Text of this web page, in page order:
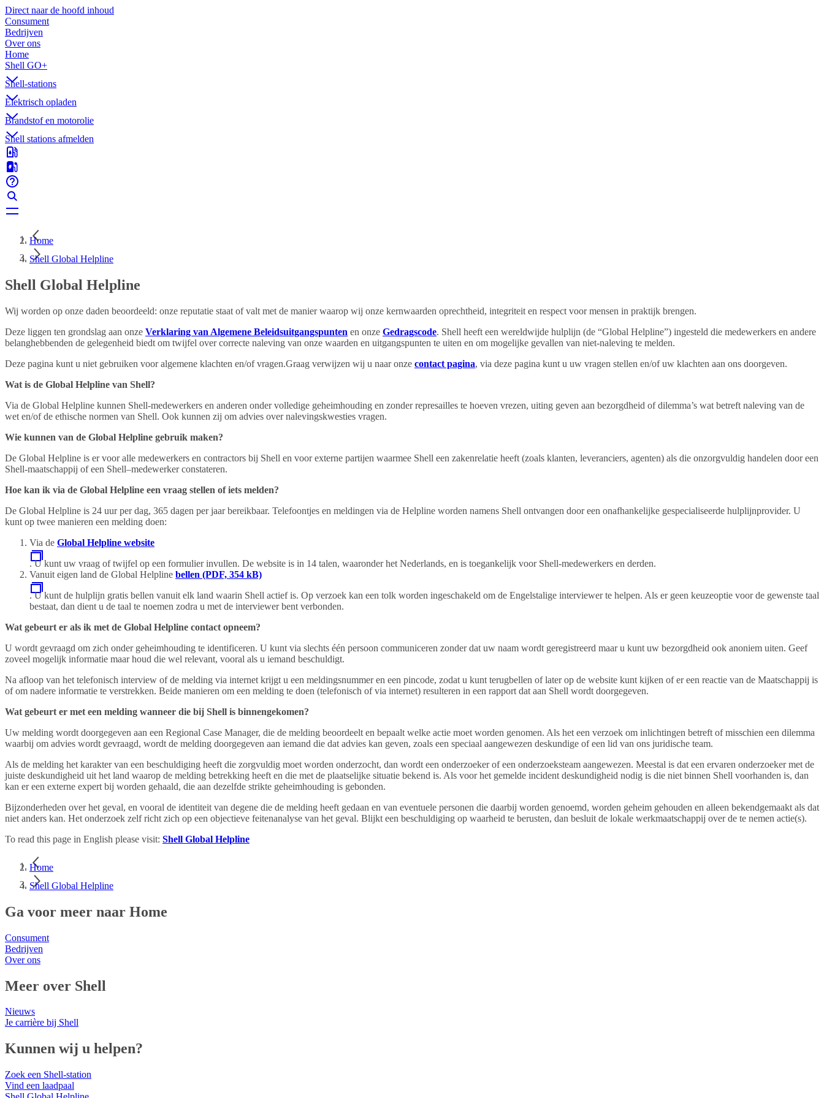
Direct naar de hoofd inhoud
Consument
Bedrijven
Over ons
Home
Shell GO+
Shell-stations
Elektrisch opladen
Brandstof en motorolie
Shell stations afmelden
Home
Shell Global Helpline
Shell Global Helpline
Wij worden op onze daden beoordeeld: onze reputatie staat of valt met de manier waarop wij onze kernwaarden oprechtheid, integriteit en respect voor mensen in praktijk brengen.
Deze liggen ten grondslag aan onze Verklaring van Algemene Beleidsuitgangspunten en onze Gedragscode. Shell heeft een wereldwijde hulplijn (de “Global Helpline”) ingesteld die medewerkers en andere
belanghebbenden de gelegenheid biedt om twijfel over correcte naleving van onze waarden en uitgangspunten te uiten en om mogelijke gevallen van niet-naleving te melden.
Deze pagina kunt u niet gebruiken voor algemene klachten en/of vragen.Graag verwijzen wij u naar onze contact pagina, via deze pagina kunt u uw vragen stellen en/of uw klachten aan ons doorgeven.
Wat is de Global Helpline van Shell?
Via de Global Helpline kunnen Shell-medewerkers en anderen onder volledige geheimhouding en zonder represailles te hoeven vrezen, uiting geven aan bezorgdheid of dilemma’s wat betreft naleving van de
wet en/of de ethische normen van Shell. Ook kunnen zij om advies over nalevingskwesties vragen.
Wie kunnen van de Global Helpline gebruik maken?
De Global Helpline is er voor alle medewerkers en contractors bij Shell en voor externe partijen waarmee Shell een zakenrelatie heeft (zoals klanten, leveranciers, agenten) als die onzorgvuldig handelen door een
Shell-maatschappij of een Shell–medewerker constateren.
Hoe kan ik via de Global Helpline een vraag stellen of iets melden?
De Global Helpline is 24 uur per dag, 365 dagen per jaar bereikbaar. Telefoontjes en meldingen via de Helpline worden namens Shell ontvangen door een onafhankelijke gespecialiseerde hulplijnprovider. U
kunt op twee manieren een melding doen:
Via de Global Helpline website
. U kunt uw vraag of twijfel op een formulier invullen. De website is in 14 talen, waaronder het Nederlands, en is toegankelijk voor Shell-medewerkers en derden.
Vanuit eigen land de Global Helpline bellen (PDF, 354 kB)
. U kunt de hulplijn gratis bellen vanuit elk land waarin Shell actief is. Op verzoek kan een tolk worden ingeschakeld om de Engelstalige interviewer te helpen. Als er geen keuzeoptie voor de gewenste taal
bestaat, dan dient u de taal te noemen zodra u met de interviewer bent verbonden.
Wat gebeurt er als ik met de Global Helpline contact opneem?
U wordt gevraagd om zich onder geheimhouding te identificeren. U kunt via slechts één persoon communiceren zonder dat uw naam wordt geregistreerd maar u kunt uw bezorgdheid ook anoniem uiten. Geef
zoveel mogelijk informatie maar houd die wel relevant, vooral als u iemand beschuldigt.
Na afloop van het telefonisch interview of de melding via internet krijgt u een meldingsnummer en een pincode, zodat u kunt terugbellen of later op de website kunt kijken of er een reactie van de Maatschappij is
of om nadere informatie te verstrekken. Beide manieren om een melding te doen (telefonisch of via internet) resulteren in een rapport dat aan Shell wordt doorgegeven.
Wat gebeurt er met een melding wanneer die bij Shell is binnengekomen?
Uw melding wordt doorgegeven aan een Regional Case Manager, die de melding beoordeelt en bepaalt welke actie moet worden genomen. Als het een verzoek om inlichtingen betreft of misschien een dilemma
waarbij om advies wordt gevraagd, wordt de melding doorgegeven aan iemand die dat advies kan geven, zoals een speciaal aangewezen deskundige of een lid van ons juridische team.
Als de melding het karakter van een beschuldiging heeft die zorgvuldig moet worden onderzocht, dan wordt een onderzoeker of een onderzoeksteam aangewezen. Meestal is dat een ervaren onderzoeker met de
juiste deskundigheid uit het land waarop de melding betrekking heeft en die met de plaatselijke situatie bekend is. Als voor het gemelde incident deskundigheid nodig is die niet binnen Shell voorhanden is, dan
kan er een externe expert bij worden gehaald, die aan dezelfde strikte geheimhouding is gebonden.
Bijzonderheden over het geval, en vooral de identiteit van degene die de melding heeft gedaan en van eventuele personen die daarbij worden genoemd, worden geheim gehouden en alleen bekendgemaakt als dat
niet anders kan. Het onderzoek zelf richt zich op een objectieve feitenanalyse van het geval. Blijkt een beschuldiging op waarheid te berusten, dan besluit de lokale werkmaatschappij over de te nemen actie(s).
To read this page in English please visit: Shell Global Helpline
Home
Shell Global Helpline
Ga voor meer naar Home
Consument
Bedrijven
Over ons
Meer over Shell
Nieuws
Je carrière bij Shell
Kunnen wij u helpen?
Zoek een Shell-station
Vind een laadpaal